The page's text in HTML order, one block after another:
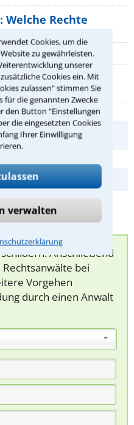
Cookies, um die
zu gewährleisten.
unserer
Cookies ein. Mit
zulassen" stimmen Sie
für die genannten Zwecke
den Button "Einstellungen
die eingesetzten Cookies
Ihrer Einwilligung
verwalten
Welche Rechte
zahlen?
jeder
sollte
Anschließend
bei
Vorgehen
durch einen Anwalt